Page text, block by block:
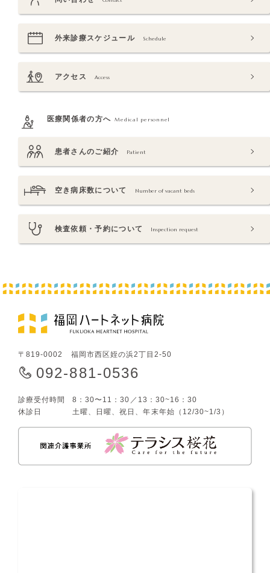
外来診療スケジュール Schedule
アクセス Access
医療関係者の方へ Medical personnel
患者さんのご紹介 Patient
空き病床数について Number of vacant beds
検査依頼・予約について Inspection request
〒819-0002 福岡市西区姪の浜2丁目2-50
092-881-0536
診療受付時間
8：30〜11：30／13：30~16：30
休診日
土曜、日曜、祝日、年末年始（12/30~1/3）